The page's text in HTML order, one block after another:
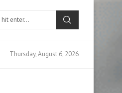
Thursday, August 6, 2026